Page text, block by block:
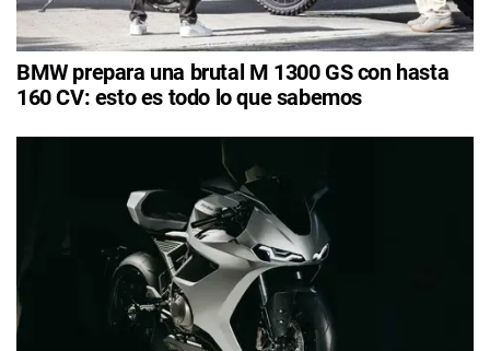
BMW prepara una brutal M 1300 GS con hasta
160 CV: esto es todo lo que sabemos